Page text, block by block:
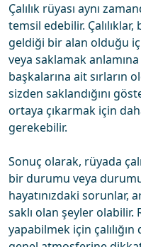
Çalılık rüyası aynı
temsil edebilir.
geldiği bir alan olduğu
veya saklamak
başkalarına ait sırların
sizden saklandığını
ortaya çıkarmak için
gerekebilir.
Sonuç olarak, rüyada
bir durumu veya
hayatınızdaki sorunlar,
saklı olan şeyler olabilir.
yapabilmek için